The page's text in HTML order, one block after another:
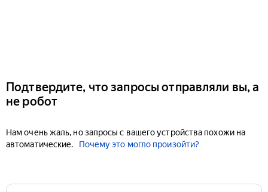
Подтвердите, что запросы отправляли вы, а
не робот
Нам очень жаль, но запросы с вашего устройства похожи на
автоматические.
Почему это могло произойти?